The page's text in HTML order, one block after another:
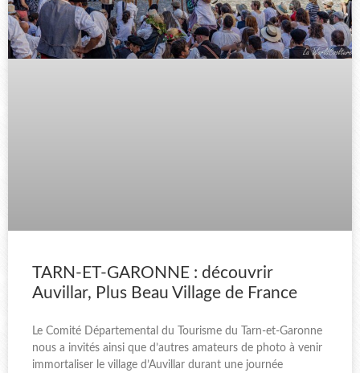
TARN-ET-GARONNE : découvrir
Auvillar, Plus Beau Village de France
Le Comité Départemental du Tourisme du Tarn-et-Garonne
nous a invités ainsi que d’autres amateurs de photo à venir
immortaliser le village d’Auvillar durant une journée